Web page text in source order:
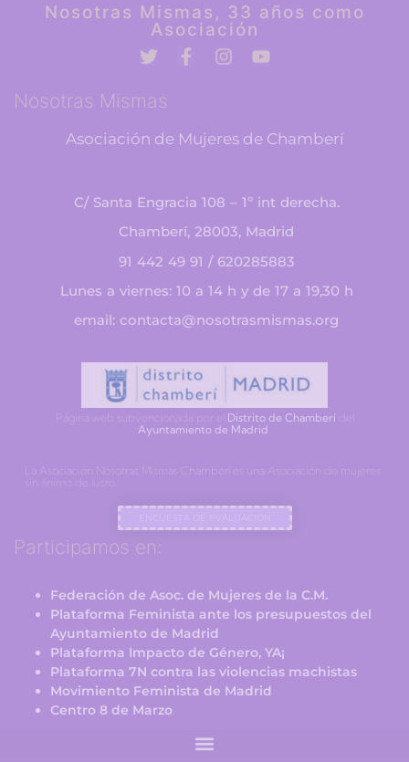
Nosotras Mismas, 33 años como
Asociación
Nosotras Mismas
Asociación de Mujeres de Chamberí
C/ Santa Engracia 108 – 1º int derecha.
Chamberí, 28003, Madrid
91 442 49 91 / 620285883
Lunes a viernes: 10 a 14 h y de 17 a 19,30 h
email: contacta@nosotrasmismas.org
Página web subvencionada por el Distrito de Chamberídel
Ayuntamiento de Madrid
La Asociación Nosotras Mismas Chamberí es una Asociación de mujeres
sin ánimo de lucro.
ENCUESTA DE EVALUACIÓN
Participamos en:
Federación de Asoc. de Mujeres de la C.M.
Plataforma Feminista ante los presupuestos del
Ayuntamiento de Madrid
Plataforma Impacto de Género, YA¡
Plataforma 7N contra las violencias machistas
Movimiento Feminista de Madrid
Centro 8 de Marzo